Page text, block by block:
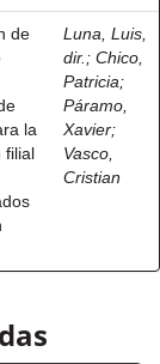
de
la
filial
Luna, Luis,
dir. ; Chico,
Patricia;
Páramo,
Xavier;
Vasco,
Cristian